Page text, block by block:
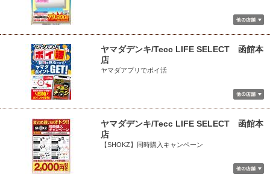
ヤマダデンキ/Tecc LIFE SELECT 函館本
店
ヤマダアプリでポイ活
ヤマダデンキ/Tecc LIFE SELECT 函館本
店
【SHOKZ】同時購入キャンペーン